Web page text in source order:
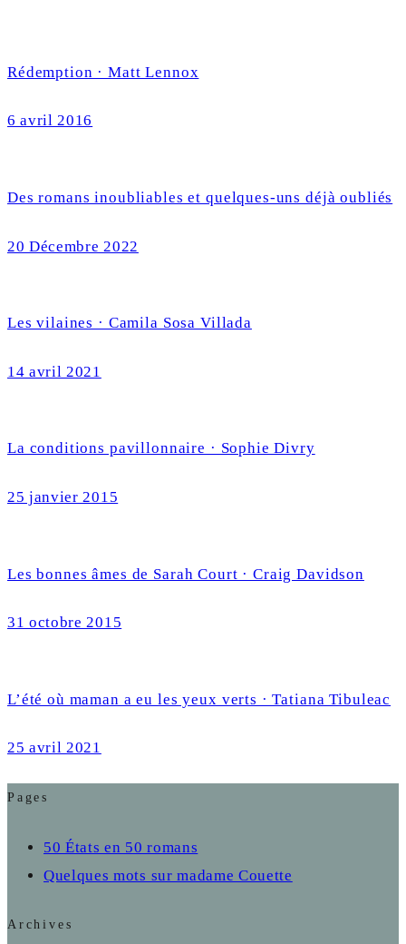
Rédemption · Matt Lennox
6 avril 2016
Des romans inoubliables et quelques-uns déjà oubliés
20 Décembre 2022
Les vilaines · Camila Sosa Villada
14 avril 2021
La conditions pavillonnaire · Sophie Divry
25 janvier 2015
Les bonnes âmes de Sarah Court · Craig Davidson
31 octobre 2015
L’été où maman a eu les yeux verts · Tatiana Tibuleac
25 avril 2021
Pages
50 États en 50 romans
Quelques mots sur madame Couette
Archives